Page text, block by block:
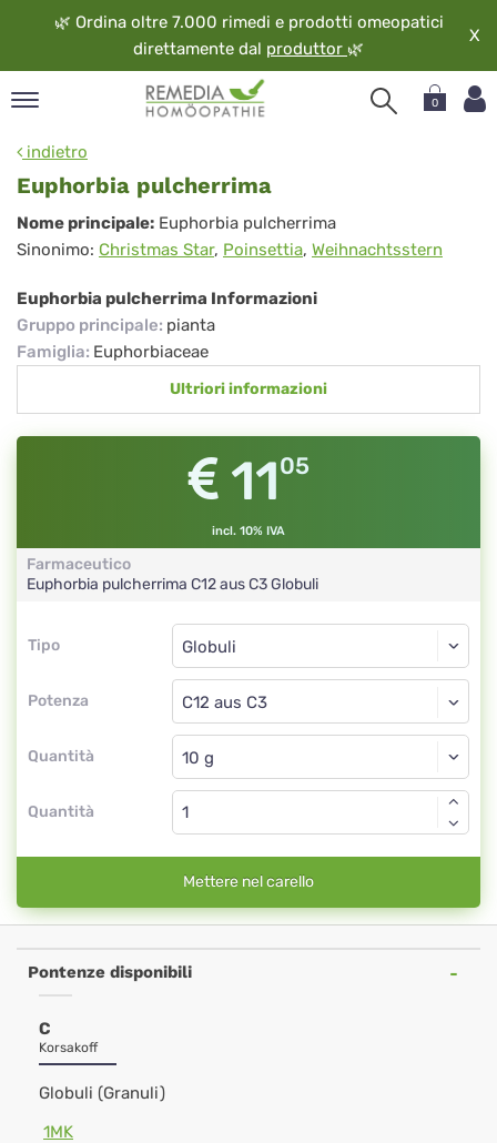
🌿 Ordina oltre 7.000 rimedi e prodotti omeopatici
direttamente dal produttor 🌿
X
0
indietro
Euphorbia pulcherrima
Euphorbia
pulcherrima
Nome principale: Euphorbia pulcherrima
Sinonimo: Christmas Star, Poinsettia, Weihnachtsstern
Euphorbia pulcherrima Informazioni
Gruppo principale: pianta
Famiglia: Euphorbiaceae
Ultriori informazioni
1105
incl. 10% IVA
Farmaceutico
Euphorbia pulcherrima C12 aus C3Globuli
Tipo
Tipo
Potenza
Globuli
C12 aus C3
Quantità
Globuli
Quantità
Mettere nel carello
Pontenze disponibili
C
Korsakoff
Globuli (Granuli)
1MK